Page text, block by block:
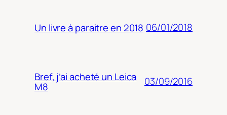
Un livre à paraitre en 2018 06/01/2018
Bref, j’ai acheté un Leica
M8 03/09/2016